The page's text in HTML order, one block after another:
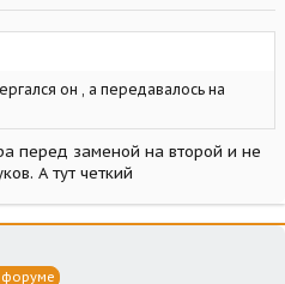
он , а передавалось на
перед заменой на второй и не
А тут четкий
форуме